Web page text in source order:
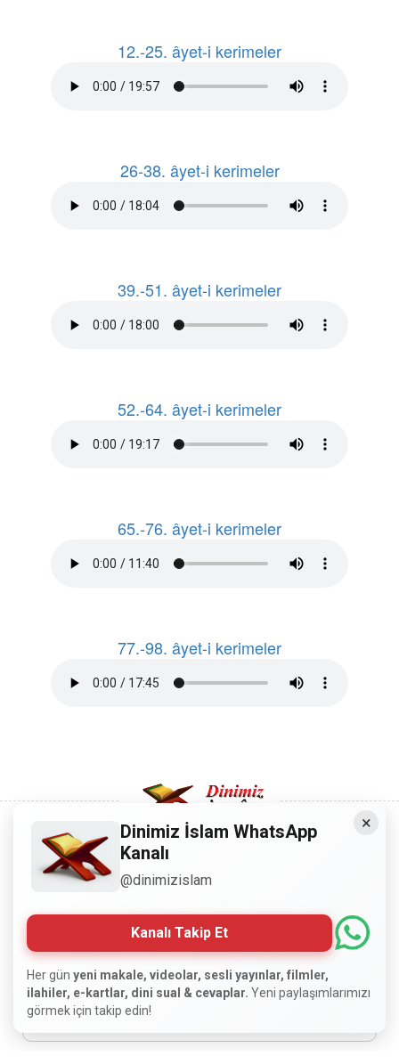
12.-25. âyet-i kerimeler
26-38. âyet-i kerimeler
39.-51. âyet-i kerimeler
52.-64. âyet-i kerimeler
65.-76. âyet-i kerimeler
77.-98. âyet-i kerimeler
Copyright © 2008 - Dinimiz İslam. Her Hakkı Saklıdır.
Sitemizdeki bilgiler, bütün insanların istifadesi için
hazırlanmıştır. Orijinaline sadık kalmak şartıyla, izin
almaya gerek kalmadan, herkes istediği gibi alıp istifade
edebilir.
Normal Siteyi Göster
×
Dinimiz İslam WhatsApp
Kanalı
@dinimizislam
Kanalı Takip Et
Her gün yeni makale, videolar, sesli yayınlar, filmler,
ilahiler, e-kartlar, dini sual & cevaplar. Yeni paylaşımlarımızı
görmek için takip edin!